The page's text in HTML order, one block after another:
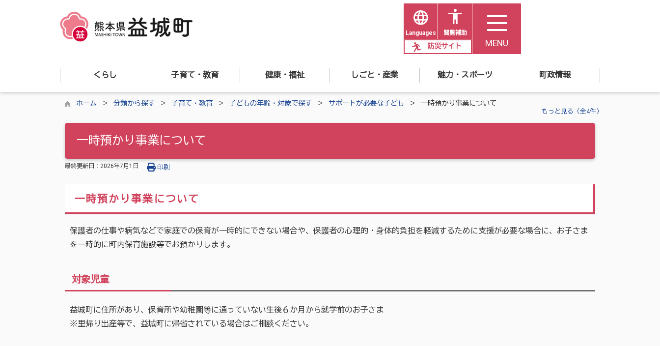
Languages 閲覧補助
防災サイト MENU
くらし 子育て・教育 健康・福祉 しごと・産業 魅力・スポーツ 町政情報
ホーム 分類から探す 子育て・教育 子どもの年齢・対象で探す サポートが必要な子ども 一時預かり事業について
もっと見る（全4件）
一時預かり事業について
最終更新日： 2026年7月1日 印刷
一時預かり事業について
保護者の仕事や病気などで家庭での保育が一時的にできない場合や、保護者の心理的・身体的負担を軽減するために支援が必要な場合に、お子さま
を一時的に町内保育施設等でお預かりします。
対象児童
益城町に住所があり、保育所や幼稚園等に通っていない生後６か月から就学前のお子さま
※里帰り出産等で、益城町に帰省されている場合はご相談ください。